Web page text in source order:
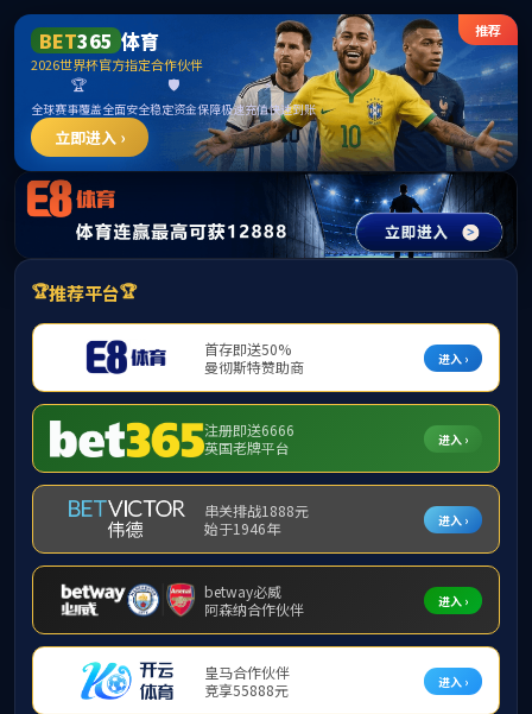
首页 学院概况 党建工作
本科生教育
研究生教育
国际化教育
网络继续教育
/365